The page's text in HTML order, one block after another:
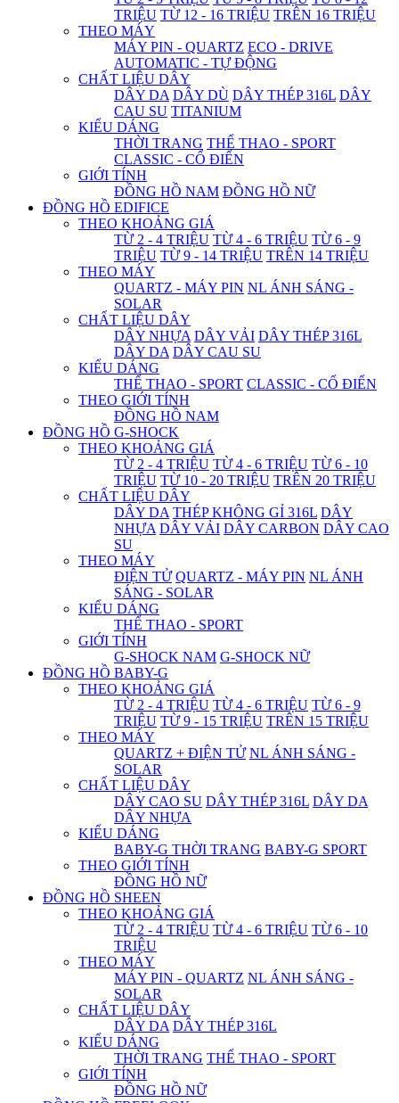
TRIỆU TỪ 12 - 16 TRIỆU TRÊN 16 TRIỆU
THEO MÁY
MÁY PIN - QUARTZ ECO - DRIVE
AUTOMATIC - TỰ ĐỘNG
CHẤT LIỆU DÂY
DÂY DA DÂY DÙ DÂY THÉP 316L DÂY
CAU SU TITANIUM
KIỂU DÁNG
THỜI TRANG THỂ THAO - SPORT
CLASSIC - CỔ ĐIỂN
GIỚI TÍNH
ĐỒNG HỒ NAM ĐỒNG HỒ NỮ
ĐỒNG HỒ EDIFICE
THEO KHOẢNG GIÁ
TỪ 2 - 4 TRIỆU TỪ 4 - 6 TRIỆU TỪ 6 - 9
TRIỆU TỪ 9 - 14 TRIỆU TRÊN 14 TRIỆU
THEO MÁY
QUARTZ - MÁY PIN NL ÁNH SÁNG -
SOLAR
CHẤT LIỆU DÂY
DÂY NHỰA DÂY VẢI DÂY THÉP 316L
DÂY DA DÂY CAU SU
KIỂU DÁNG
THỂ THAO - SPORT CLASSIC - CỔ ĐIỂN
THEO GIỚI TÍNH
ĐỒNG HỒ NAM
ĐỒNG HỒ G-SHOCK
THEO KHOẢNG GIÁ
TỪ 2 - 4 TRIỆU TỪ 4 - 6 TRIỆU TỪ 6 - 10
TRIỆU TỪ 10 - 20 TRIỆU TRÊN 20 TRIỆU
CHẤT LIỆU DÂY
DÂY DA THÉP KHÔNG GỈ 316L DÂY
NHỰA DÂY VẢI DÂY CARBON DÂY CAO
SU
THEO MÁY
ĐIỆN TỬ QUARTZ - MÁY PIN NL ÁNH
SÁNG - SOLAR
KIỂU DÁNG
THỂ THAO - SPORT
GIỚI TÍNH
G-SHOCK NAM G-SHOCK NỮ
ĐỒNG HỒ BABY-G
THEO KHOẢNG GIÁ
TỪ 2 - 4 TRIỆU TỪ 4 - 6 TRIỆU TỪ 6 - 9
TRIỆU TỪ 9 - 15 TRIỆU TRÊN 15 TRIỆU
THEO MÁY
QUARTZ + ĐIỆN TỬ NL ÁNH SÁNG -
SOLAR
CHẤT LIỆU DÂY
DÂY CAO SU DÂY THÉP 316L DÂY DA
DÂY NHỰA
KIỂU DÁNG
BABY-G THỜI TRANG BABY-G SPORT
THEO GIỚI TÍNH
ĐỒNG HỒ NỮ
ĐỒNG HỒ SHEEN
THEO KHOẢNG GIÁ
TỪ 2 - 4 TRIỆU TỪ 4 - 6 TRIỆU TỪ 6 - 10
TRIỆU
THEO MÁY
MÁY PIN - QUARTZ NL ÁNH SÁNG -
SOLAR
CHẤT LIỆU DÂY
DÂY DA DÂY THÉP 316L
KIỂU DÁNG
THỜI TRANG THỂ THAO - SPORT
GIỚI TÍNH
ĐỒNG HỒ NỮ